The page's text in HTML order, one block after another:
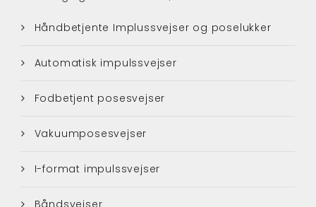
Håndbetjente Implussvejser og poselukker
Automatisk impulssvejser
Fodbetjent posesvejser
Vakuumposesvejser
I-format impulssvejser
Båndsvejser